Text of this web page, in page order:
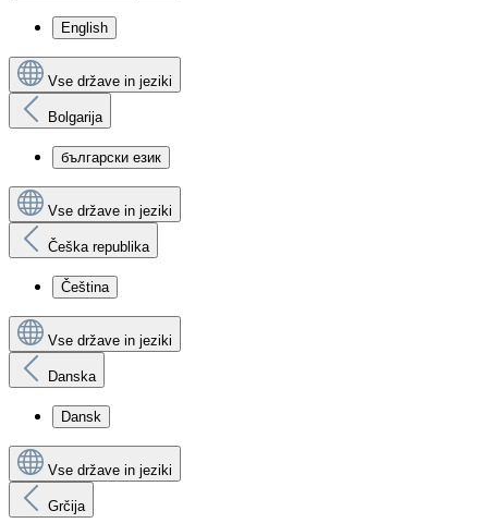
English
Vse države in jeziki
Bolgarija
български език
Vse države in jeziki
Češka republika
Čeština
Vse države in jeziki
Danska
Dansk
Vse države in jeziki
Grčija